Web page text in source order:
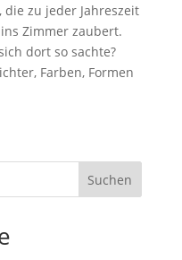
zu jeder Jahreszeit
Zimmer zaubert.
dort so sachte?
Farben, Formen
Suchen